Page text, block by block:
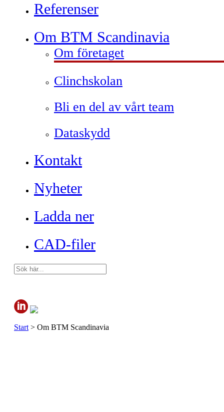
Referenser
Om BTM Scandinavia
Om företaget
Clinchskolan
Bli en del av vårt team
Dataskydd
Kontakt
Nyheter
Ladda ner
CAD-filer
Start > Om BTM Scandinavia